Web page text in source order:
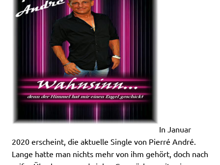
In Januar
2020 erscheint, die aktuelle Single von Pierré André.
Lange hatte man nichts mehr von ihm gehört, doch nach